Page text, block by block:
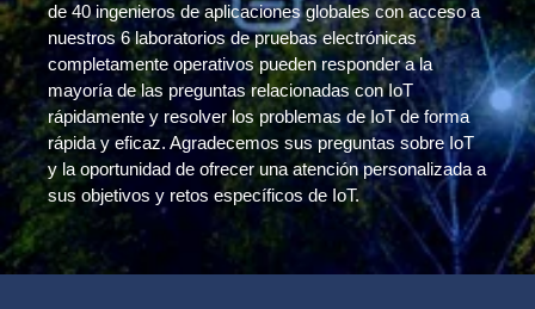
de 40 ingenieros de aplicaciones globales con acceso a
nuestros 6 laboratorios de pruebas electrónicas
completamente operativos pueden responder a la
mayoría de las preguntas relacionadas con IoT
rápidamente y resolver los problemas de IoT de forma
rápida y eficaz. Agradecemos sus preguntas sobre IoT
y la oportunidad de ofrecer una atención personalizada a
sus objetivos y retos específicos de IoT.